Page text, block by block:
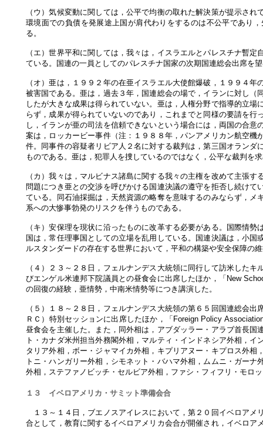
（ウ）気候変動に関しては，公平で均衡の取れた解決策が提示さ
環境面での負債を発展途上国が肩代わりをするのは不公平であり
る。
（エ）世界平和に関しては，我々は，イスラエルとパレスチナ暫
ている。国連の一員としてのパレスチナ国家の次期国連総会出席を
（オ）亜は，１９９２年の在亜イスラエル大使館爆破，１９９４
被害国である。亜は，過去３年，国連総会の場で，イランに対し
したが大きな成果は得られていない。亜は，人権分野で指導的立
らず，成果が得られていないのであり，これまでと同様の要請を
し，イランが亜の司法を信頼できないという場合には，両国の合
案は，ロッカービー事件（注：１９８８年，パンアメリカン航空
件。同事件の容疑者リビア人２名に対する裁判は，第三国オラン
ものである。亜は，犯罪人を捜しているのではなく，公平な裁判を
（カ）我々は，マルビナス諸島に関する我々の主権を改めて主張
問題につき亜との交渉を呼びかける国連決議の遵守を拒否し続け
ている。同石油採掘は，天然資源の略奪を意味するのみならず，
系への大惨事勃発のリスクを伴うものである。
（キ）安保理を現状に沿ったものに改革する必要がある。国際情
国は，常任理事国としての立場を乱用している。国連決議は，小
ルスタンダードの存在する世界において，平和の構築や安全保障の
（４）２３～２８日，フェルナンデス大統領に同行して訪米した
びエンゲル米連邦下院議員との昼食会に出席したほか，「New
の回復の経験，亜情勢，中南米情勢等につき講演した。
（５）１８～２８日，フェルナンデス大統領の第６５回国連総会
ＲＣ）特別セッションに出席したほか，「Foreign Policy
昼食会を主催した。また，同外相は，アブダッラー・アラブ首長
ト・カナダ米州担当外務閣外相，マルティ・インドネシア外相，
タリア外相，ボー・ジャマイカ外相，キプリアヌー・キプロス外
トニ・ハンガリー外相，シモネット・バハマ外相，ムムニ・ガー
外相，ステファノビッチ・セルビア外相，ファシ・フィフリ・モロ
１３ イベロアメリカ・サミット準備会合
１３～１４日，ブエノスアイレスにおいて，第２０回イベロアメ
合として，教育に関するイベロアメリカ会合が開催され，イベロ